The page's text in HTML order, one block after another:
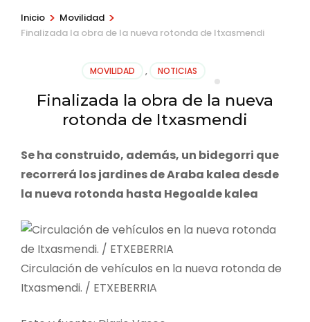
Inicio > Movilidad >
Finalizada la obra de la nueva rotonda de Itxasmendi
MOVILIDAD , NOTICIAS
Finalizada la obra de la nueva
rotonda de Itxasmendi
Se ha construido, además, un bidegorri que
recorrerá los jardines de Araba kalea desde
la nueva rotonda hasta Hegoalde kalea
Circulación de vehículos en la nueva rotonda de
Itxasmendi. / ETXEBERRIA